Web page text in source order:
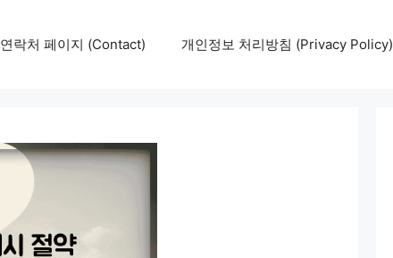
연락처 페이지 (Contact) 개인정보 처리방침 (Privacy Policy)